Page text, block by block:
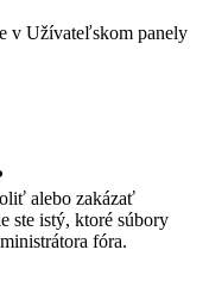
v Užívateľskom panely
alebo zakázať
ste istý, ktoré súbory
fóra.